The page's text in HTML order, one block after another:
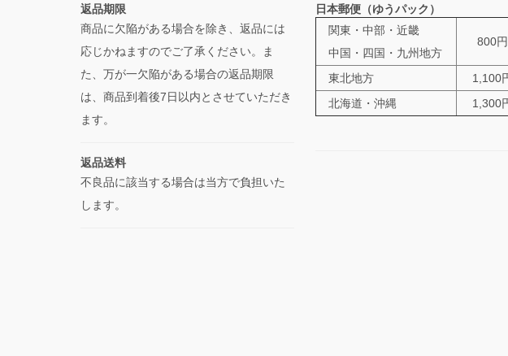
返品期限
商品に欠陥がある場合を除き、返品には
応じかねますのでご了承ください。ま
た、万が一欠陥がある場合の返品期限
は、商品到着後7日以内とさせていただき
ます。
返品送料
不良品に該当する場合は当方で負担いた
します。
日本郵便（ゆうパック）
関東・中部・近畿
中国・四国・九州地方
800円
東北地方
1,100
北海道・沖縄
1,300